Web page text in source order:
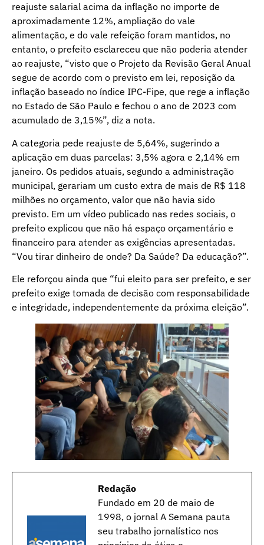
reajuste salarial acima da inflação no importe de
aproximadamente 12%, ampliação do vale
alimentação, e do vale refeição foram mantidos, no
entanto, o prefeito esclareceu que não poderia atender
ao reajuste, “visto que o Projeto da Revisão Geral Anual
segue de acordo com o previsto em lei, reposição da
inflação baseado no índice IPC-Fipe, que rege a inflação
no Estado de São Paulo e fechou o ano de 2023 com
acumulado de 3,15%”, diz a nota.
A categoria pede reajuste de 5,64%, sugerindo a
aplicação em duas parcelas: 3,5% agora e 2,14% em
janeiro. Os pedidos atuais, segundo a administração
municipal, gerariam um custo extra de mais de R$ 118
milhões no orçamento, valor que não havia sido
previsto. Em um vídeo publicado nas redes sociais, o
prefeito explicou que não há espaço orçamentário e
financeiro para atender as exigências apresentadas.
“Vou tirar dinheiro de onde? Da Saúde? Da educação?”.
Ele reforçou ainda que “fui eleito para ser prefeito, e ser
prefeito exige tomada de decisão com responsabilidade
e integridade, independentemente da próxima eleição”.
Redação
Fundado em 20 de maio de
1998, o jornal A Semana pauta
seu trabalho jornalístico nos